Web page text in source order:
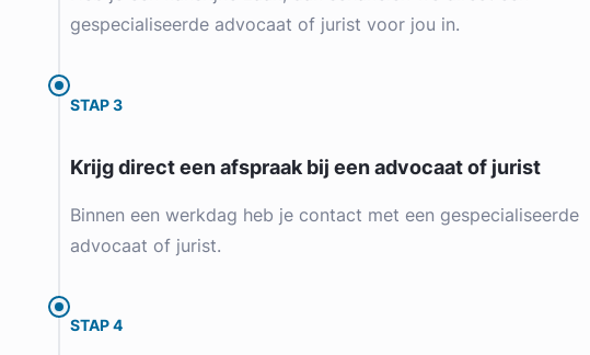
gespecialiseerde advocaat of jurist voor jou in.
STAP 3
Krijg direct een afspraak bij een advocaat of jurist
Binnen een werkdag heb je contact met een gespecialiseerde
advocaat of jurist.
STAP 4